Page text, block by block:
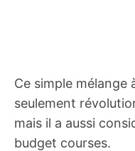
Ce simple mélange
seulement
mais il a aussi
budget courses.